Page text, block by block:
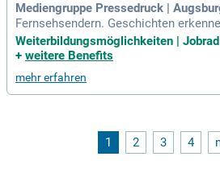
Mediengruppe Pressedruck |
Fernsehsendern. Geschichten
rtagen umsetzen. Das bringst Du mit:
wertige TV- und Streamingangebote
Weiterbildungsmöglichkeiten |
+ weitere Benefits
mehr erfahren
1 2 3 4